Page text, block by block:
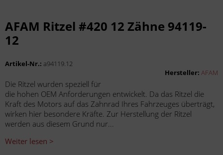
AFAM Ritzel #420 12 Zähne 94119-
12
Artikel-Nr.: a94119.12
Hersteller: AFAM
Die Ritzel wurden speziell für
die hohen OEM Anforderungen entwickelt. Da das Ritzel die
Kraft des Motors auf das Zahnrad Ihres Fahrzeuges überträgt,
wirken hier besondere Kräfte. Zur Herstellung der Ritzel
werden aus diesem Grund nur...
Weiter lesen >